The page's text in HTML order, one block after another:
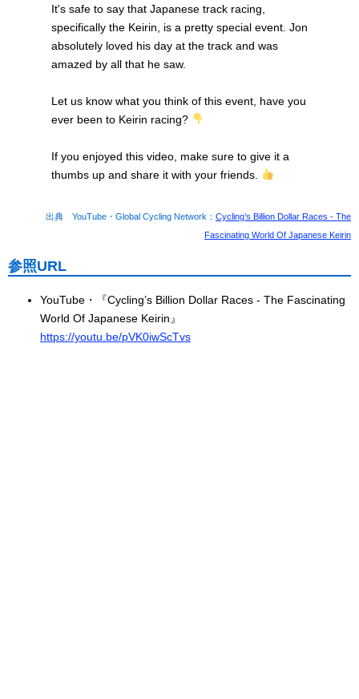
It's safe to say that Japanese track racing,
specifically the Keirin, is a pretty special event. Jon
absolutely loved his day at the track and was
amazed by all that he saw.
Let us know what you think of this event, have you
ever been to Keirin racing?
If you enjoyed this video, make sure to give it a
thumbs up and share it with your friends.
出典 YouTube・Global Cycling Network： Cycling’s Billion Dollar Races - The
Fascinating World Of Japanese Keirin
参照URL
YouTube・『Cycling’s Billion Dollar Races - The Fascinating
World Of Japanese Keirin』
https://youtu.be/pVK0iwScTvs